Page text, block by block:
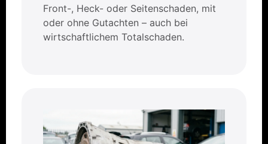
Front-, Heck- oder Seitenschaden, mit
oder ohne Gutachten – auch bei
wirtschaftlichem Totalschaden.